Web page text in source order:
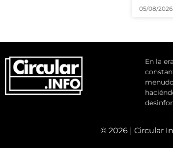
05/08/2026
En la
© 2026 | Circular